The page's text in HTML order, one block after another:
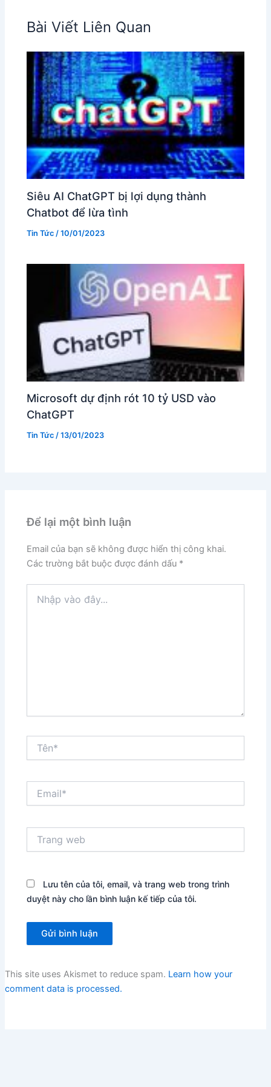
Bài Viết Liên Quan
Siêu AI ChatGPT bị lợi dụng thành
Chatbot để lừa tình
Tin Tức /10/01/2023
Microsoft dự định rót 10 tỷ USD vào
ChatGPT
Tin Tức /13/01/2023
Để lại một bình luận
Email của bạn sẽ không được hiển thị công khai.
Các trường bắt buộc được đánh dấu *
vào
web
Lưu tên của tôi, email, và trang web trong trình
duyệt này cho lần bình luận kế tiếp của tôi.
This site uses Akismet to reduce spam. Learn how your
comment data is processed.